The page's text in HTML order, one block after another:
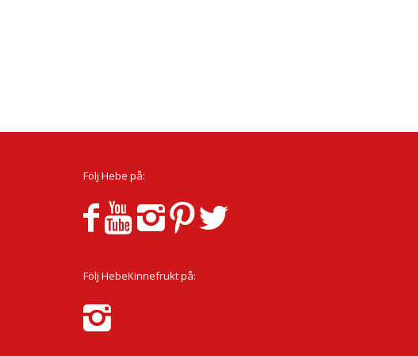
Följ Hebe på:
Följ HebeKinnefrukt på: